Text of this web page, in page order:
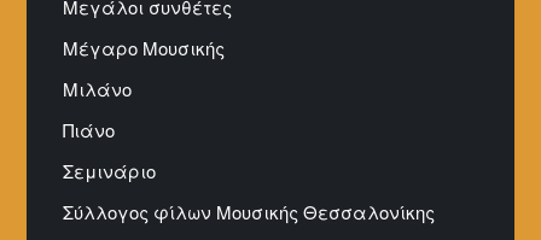
Μεγάλοι συνθέτες
Μέγαρο Μουσικής
Μιλάνο
Πιάνο
Σεμινάριο
Σύλλογος φίλων Μουσικής Θεσσαλονίκης